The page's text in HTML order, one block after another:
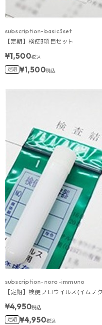
subscription-basic3set
【定期】検便3項目セット
¥1,500税込
定期 ¥1,500税込
subscription-noro-immuno
【定期】検便 ノロウイルス(イムノ
¥4,950税込
定期 ¥4,950税込